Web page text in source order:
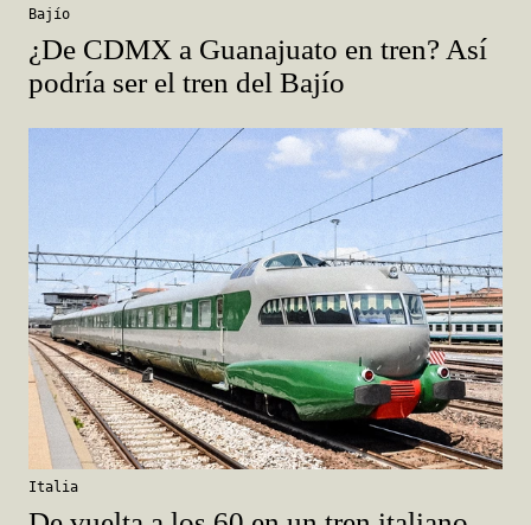
Bajío
¿De CDMX a Guanajuato en tren? Así
podría ser el tren del Bajío
Italia